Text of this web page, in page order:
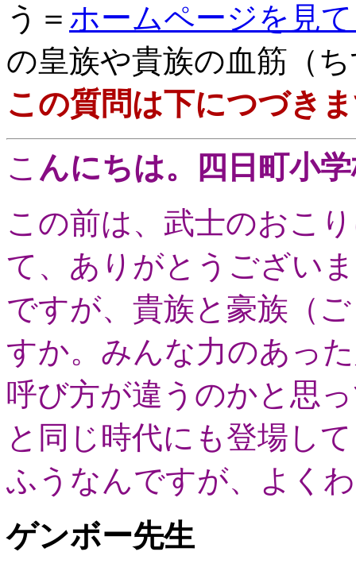
う＝ ホームページを見
の皇族や貴族の血筋（
この質問は下につづき
こ んにちは。四日町小
この前は、武士のおこ
て、ありがとうござい
ですが、貴族と豪族（
すか。みんな力のあっ
呼び方が違うのかと思
と同じ時代にも登場し
ふうなんですが、よく
ゲンボー先生